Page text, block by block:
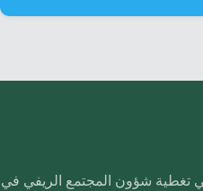
شؤون المجتمع الريفي في